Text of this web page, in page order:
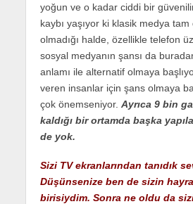
yoğun ve o kadar ciddi bir
kaybı yaşıyor ki klasik medya
olmadığı halde, özellikle telefon
sosyal medyanın şansı da
anlamı ile alternatif olmaya
veren insanlar için şans olmaya
çok önemseniyor. Ayrıca 9 bin
kaldığı bir ortamda başka
de yok.
Sizi TV ekranlarından tanıdık
Düşünsenize ben de sizin
birisiydim. Sonra ne oldu da